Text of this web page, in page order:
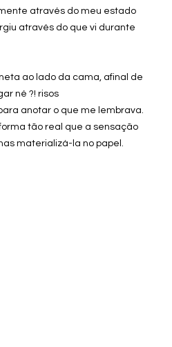
através do meu estado
através do que vi durante
ao lado da cama, afinal de
né ?! risos
anotar o que me lembrava.
tão real que a sensação
materializá-la no papel.